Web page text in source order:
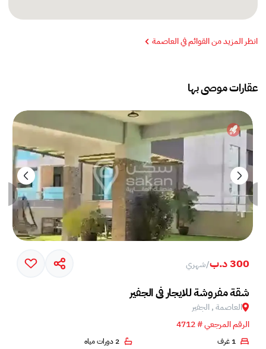
انظر المزيد من القوائم في العاصمة
عقارات موصى بها
300 د.ب /شهري
شقة مفروشة للايجار في الجفير
العاصمة , الجفير
الرقم المرجعي # 4712
1 غرف 2 دورات مياه